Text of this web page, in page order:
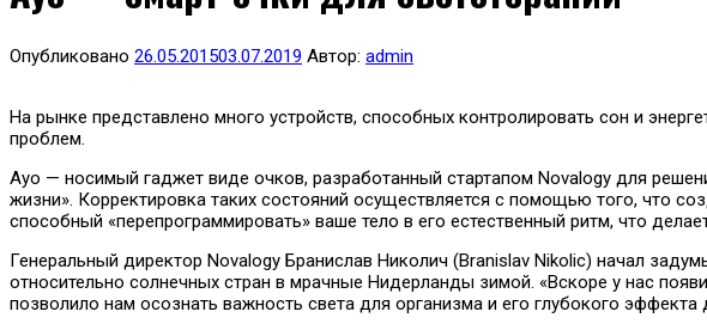
Опубликовано 26.05.201503.07.2019 Автор: admin
На рынке представлено много устройств, способных контролировать сон и
проблем.
Ayo — носимый гаджет виде очков, разработанный стартапом Novalogy для
жизни». Корректировка таких состояний осуществляется с помощью того, что
способный «перепрограммировать» ваше тело в его естественный ритм, что
Генеральный директор Novalogy Бранислав Николич (Branislav Nikolic) начал
относительно солнечных стран в мрачные Нидерланды зимой. «Вскоре у нас
позволило нам осознать важность света для организма и его глубокого